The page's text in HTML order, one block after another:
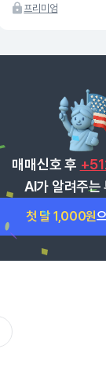
프리미엄
매매신호 후
AI가 알려주는
첫 달 1,000원